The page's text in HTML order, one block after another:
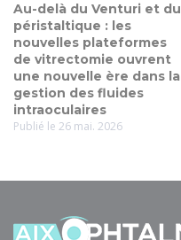
Au-delà du Venturi et du
péristaltique : les
nouvelles plateformes
de vitrectomie ouvrent
une nouvelle ère dans la
gestion des fluides
intraoculaires
Publié le 26 mai. 2026